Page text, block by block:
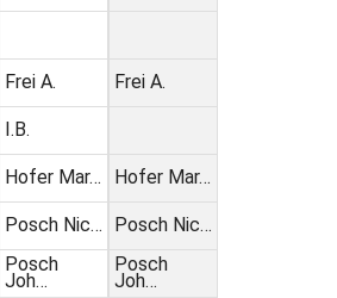
Frei A.
I.B.
Hofer Mar…
Posch Nic…
Posch
Joh…
Frei A.
Hofer Mar…
Posch Nic…
Posch
Joh…